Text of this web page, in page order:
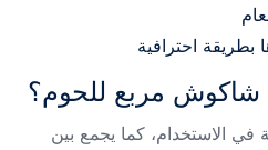
احترافية
شاكوش مربع للحوم؟
في الاستخدام، كما يجمع بين